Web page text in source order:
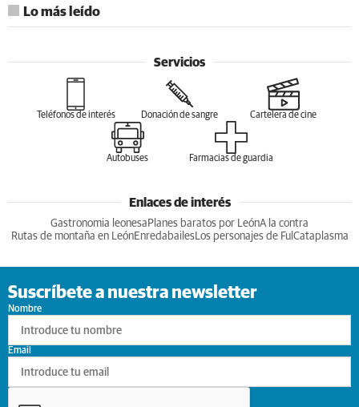
Lo más leído
Servicios
Teléfonos de interés Donación de sangre Cartelera de cine
Autobuses Farmacias de guardia
Enlaces de interés
Gastronomia leonesa Planes baratos por LeónA la contra
Rutas de montaña en LeónEnredabailesLos personajes de Ful Cataplasma
Suscríbete a nuestra newsletter
Nombre
Email